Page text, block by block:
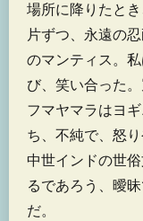
場所に降りたと
片ずつ、永遠の
のマンティス。
び、笑い合った
フマヤマラはヨ
ち、不純で、怒
中世インドの世
るであろう、曖
だ。